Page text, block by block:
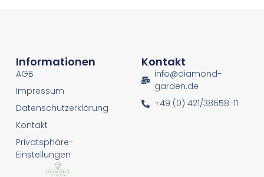
Informationen
AGB
Impressum
Datenschutzerklärung
Kontakt
Privatsphäre-
Einstellungen
Kontakt
info@diamond-
garden.de
+49 (0) 421/38658-11